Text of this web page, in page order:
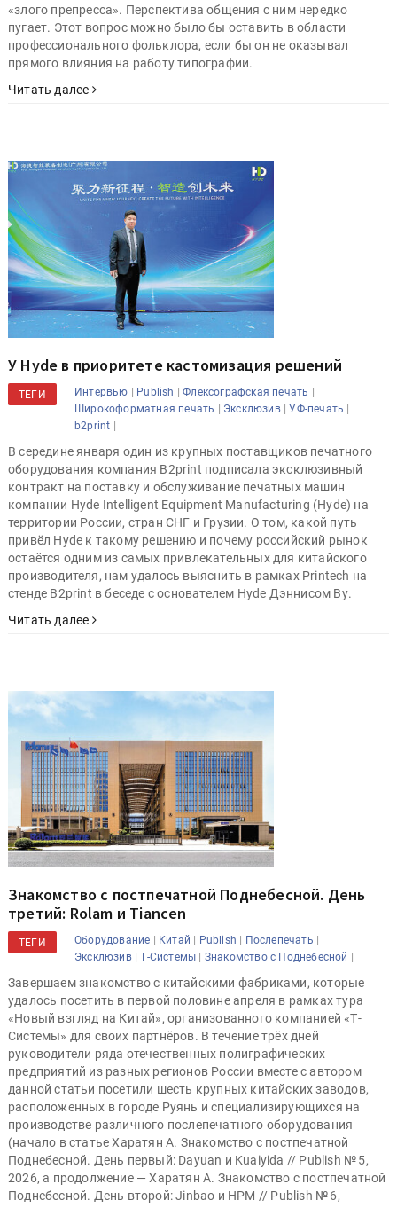
«злого препресса». Перспектива общения с ним нередко
пугает. Этот вопрос можно было бы оставить в области
профессионального фольклора, если бы он не оказывал
прямого влияния на работу типографии.
Читать далее
У Hyde в приоритете кастомизация решений
ТЕГИ Интервью | Publish |Флексографская печать |
Широкоформатная печать | Эксклюзив|УФ-печать |
b2print |
В середине января один из крупных поставщиков печатного
оборудования компания B2print подписала эксклюзивный
контракт на поставку и обслуживание печатных машин
компании Hyde Intelligent Equipment Manufacturing (Hyde) на
территории России, стран СНГ и Грузии. О том, какой путь
привёл Hyde к такому решению и почему российский рынок
остаётся одним из самых привлекательных для китайского
производителя, нам удалось выяснить в рамках Printech на
стенде B2print в беседе с основателем Hyde Дэннисом Ву.
Читать далее
Знакомство с постпечатной Поднебесной. День
третий: Rolam и Tiancen
ТЕГИ Оборудование | Китай | Publish | Послепечать |
Эксклюзив|Т-Системы | Знакомство с Поднебесной |
Завершаем знакомство с китайскими фабриками, которые
удалось посетить в первой половине апреля в рамках тура
«Новый взгляд на Китай», организованного компанией «Т-
Системы» для своих партнёров. В течение трёх дней
руководители ряда отечественных полиграфических
предприятий из разных регионов России вместе с автором
данной статьи посетили шесть крупных китайских заводов,
расположенных в городе Руянь и специализирующихся на
производстве различного послепечатного оборудования
(начало в статье Харатян А. Знакомство с постпечатной
Поднебесной. День первый: Dayuan и Kuaiyida // Publish № 5,
2026, а продолжение — Харатян А. Знакомство с постпечатной
Поднебесной. День второй: Jinbao и HPM // Publish № 6,